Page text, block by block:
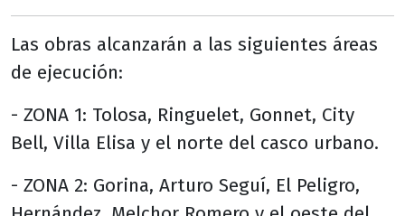
Las obras alcanzarán a las siguientes áreas
de ejecución:
- ZONA 1: Tolosa, Ringuelet, Gonnet, City
Bell, Villa Elisa y el norte del casco urbano.
- ZONA 2: Gorina, Arturo Seguí, El Peligro,